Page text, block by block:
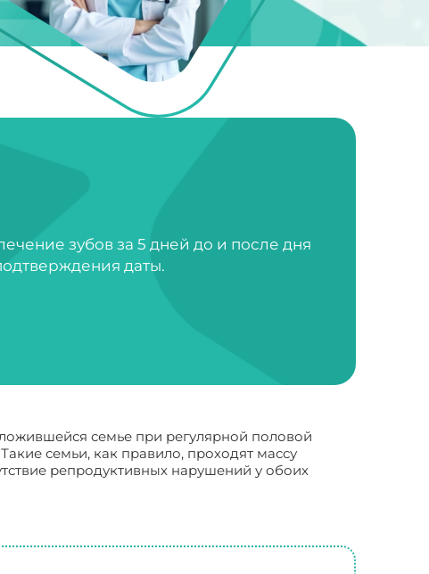
зубов за 5 дней до и после дня
даты.
семье при регулярной половой
семьи, как правило, проходят массу
репродуктивных нарушений у обоих